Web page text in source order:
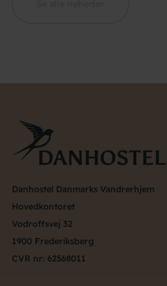
Danhostel Danmarks Vandrerhjem
Hovedkontoret
Vodroffsvej 32
1900 Frederiksberg
CVR nr: 62568011